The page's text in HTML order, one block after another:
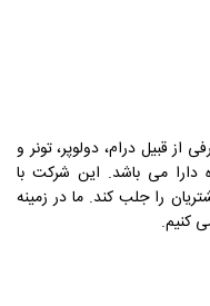
قبیل درام، دولوپر، تونر و
می باشد. این شرکت با
را جلب کند. ما در زمینه
کنیم.